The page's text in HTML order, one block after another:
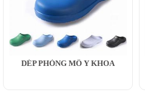
DÉP PHÒNG MỔ Y KHOA